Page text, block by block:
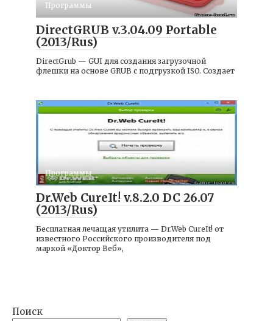
Программы
DirectGRUB v.3.04.09 Portable
(2013/Rus)
DirectGrub — GUI для создания загрузочной
флешки на основе GRUB с подгрузкой ISO. Создает
Программы
Dr.Web CureIt! v.8.2.0 DC 26.07
(2013/Rus)
Бесплатная лечащая утилита — Dr.Web CureIt! от
известного Российского производителя под
маркой «Доктор Веб»,
Поиск